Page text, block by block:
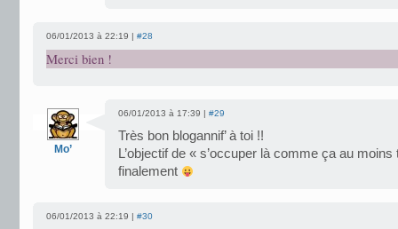
06/01/2013 à 22:19 | #28
Merci bien !
Mo’
06/01/2013 à 17:39 | #29
Très bon blogannif’ à toi !!
L’objectif de « s’occuper là comme ça au
finalement
06/01/2013 à 22:19 | #30